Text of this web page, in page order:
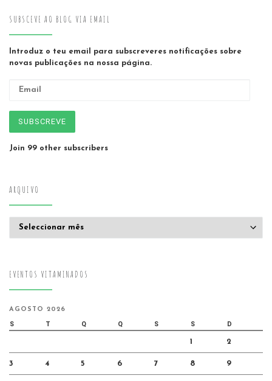
SUBSCEVE AO BLOG VIA EMAIL
Introduz o teu email para subscreveres notificações sobre
novas publicações na nossa página.
SUBSCREVE
Join 99 other subscribers
ARQUIVO
EVENTOS VITAMINADOS
AGOSTO 2026
S T Q Q S S D
1 2
3 4 5 6 7 8 9